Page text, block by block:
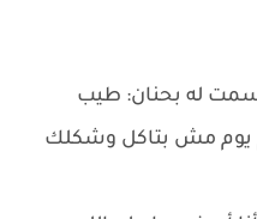
له بحنان: طيب
يوم مش بتاكل وشكلك